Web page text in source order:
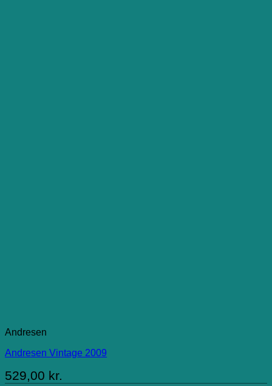
Andresen
Andresen Vintage 2009
529,00 kr.